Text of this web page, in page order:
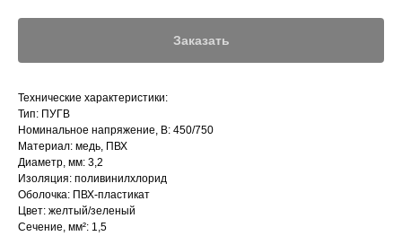
Заказать
Технические характеристики:
Тип: ПУГВ
Номинальное напряжение, В: 450/750
Материал: медь, ПВХ
Диаметр, мм: 3,2
Изоляция: поливинилхлорид
Оболочка: ПВХ-пластикат
Цвет: желтый/зеленый
Сечение, мм²: 1,5